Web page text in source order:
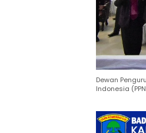
Dewan
Indonesia